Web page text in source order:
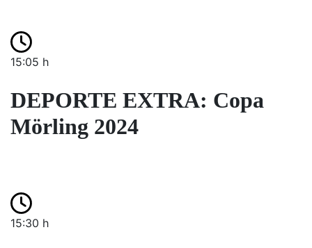
15:05 h
DEPORTE EXTRA: Copa
Mörling 2024
15:30 h